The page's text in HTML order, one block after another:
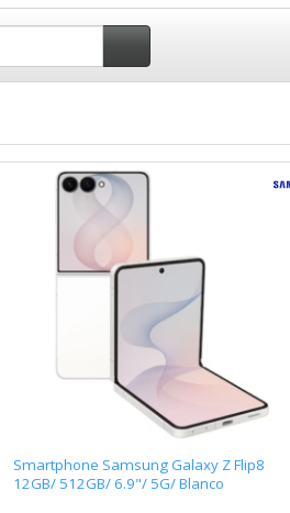
Smartphone Samsung Galaxy Z Flip8
12GB/ 512GB/ 6.9"/ 5G/ Blanco